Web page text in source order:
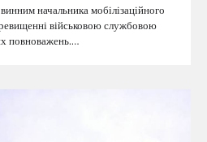
начальника мобілізаційного
військовою службовою
повноважень.…